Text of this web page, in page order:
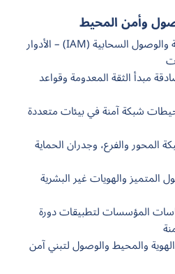
وأمن المحيط
إدارة الهوية والوصول السحابية (IAM) – الأدوار
مبدأ الثقة المعدومة وقواعد
شبكة آمنة في بيئات متعددة
المحور والفرع، وجدران الحماية
المتميز والهويات غير البشرية
المؤسسات لتطبيقات دورة
والمحيط والوصول لتبني آمن